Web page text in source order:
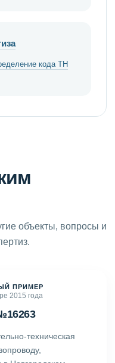
кода ТН
объекты, вопросы и
ПРИМЕР
2015 года
техническая